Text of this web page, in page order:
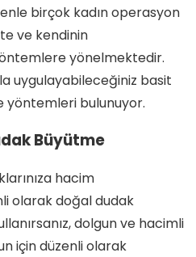
birçok kadın operasyon
ve kendinin
yönelmektedir.
uygulayabileceğiniz basit
yöntemleri bulunuyor.
Büyütme
hacim
olarak doğal dudak
dolgun ve hacimli
için düzenli olarak